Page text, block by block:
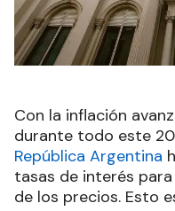
Con la inflación
durante todo este
República Argentina
tasas de interés
de los precios. Esto